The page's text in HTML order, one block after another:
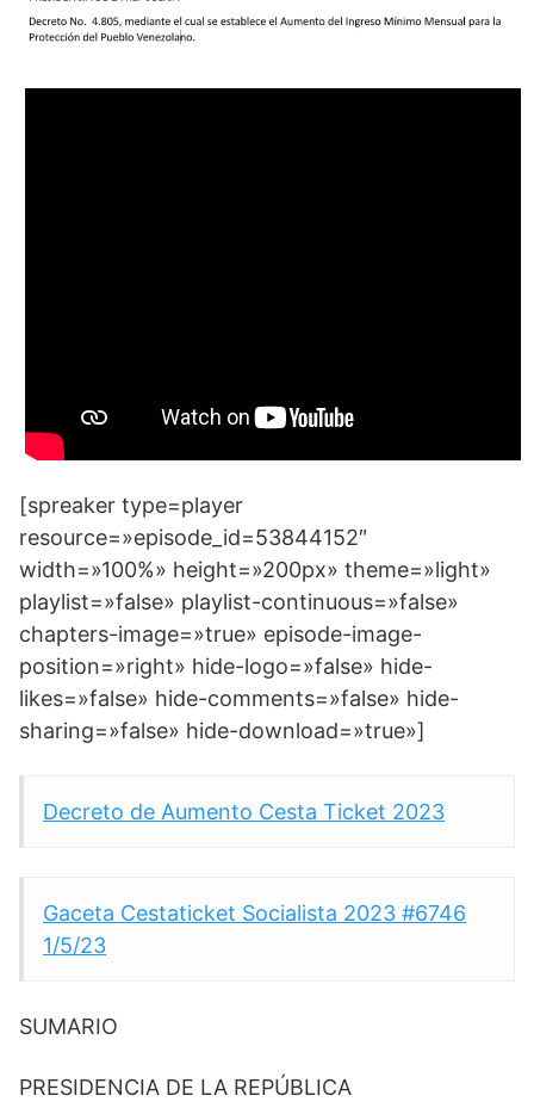
[spreaker type=player
resource=»episode_id=53844152″
width=»100%» height=»200px» theme=»light»
playlist=»false» playlist-continuous=»false»
chapters-image=»true» episode-image-
position=»right» hide-logo=»false» hide-
likes=»false» hide-comments=»false» hide-
sharing=»false» hide-download=»true»]
Decreto de Aumento Cesta Ticket 2023
Gaceta Cestaticket Socialista 2023 #6746
1/5/23
SUMARIO
PRESIDENCIA DE LA REPÚBLICA